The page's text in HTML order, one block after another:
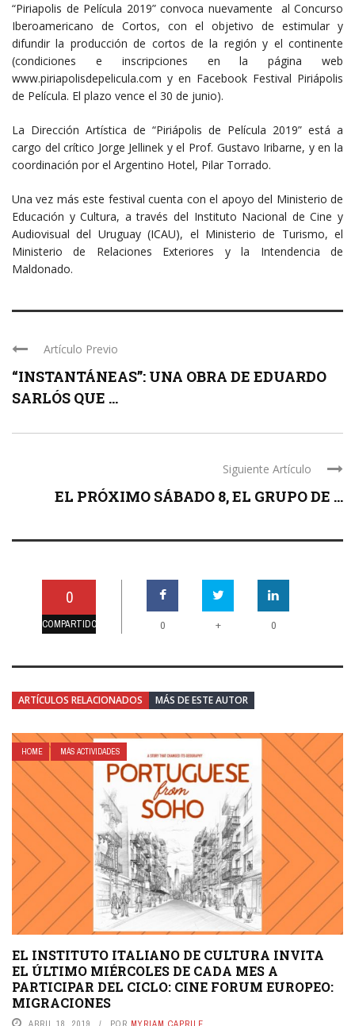
“Piriapolis de Película 2019” convoca nuevamente al Concurso
Iberoamericano de Cortos, con el objetivo de estimular y
difundir la producción de cortos de la región y el continente
(condiciones e inscripciones en la página web
www.piriapolisdepelicula.com y en Facebook Festival Piriápolis
de Película. El plazo vence el 30 de junio).
La Dirección Artística de “Piriápolis de Película 2019” está a
cargo del crítico Jorge Jellinek y el Prof. Gustavo Iribarne, y en la
coordinación por el Argentino Hotel, Pilar Torrado.
Una vez más este festival cuenta con el apoyo del Ministerio de
Educación y Cultura, a través del Instituto Nacional de Cine y
Audiovisual del Uruguay (ICAU), el Ministerio de Turismo, el
Ministerio de Relaciones Exteriores y la Intendencia de
Maldonado.
Artículo Previo
“INSTANTÁNEAS”: UNA OBRA DE EDUARDO
SARLÓS QUE ...
Siguiente Artículo
EL PRÓXIMO SÁBADO 8, EL GRUPO DE ...
0
COMPARTIDO 0 + 0
ARTÍCULOS RELACIONADOS MÁS DE ESTE AUTOR
HOME MÁS ACTIVIDADES
EL INSTITUTO ITALIANO DE CULTURA INVITA
EL ÚLTIMO MIÉRCOLES DE CADA MES A
PARTICIPAR DEL CICLO: CINE FORUM EUROPEO:
MIGRACIONES
ABRIL 18, 2019 POR MYRIAM CAPRILE